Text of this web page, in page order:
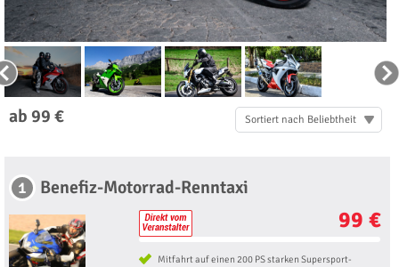
ab 99 € Sortiert nach Beliebtheit
1 Benefiz-Motorrad-Renntaxi
99 €
Mitfahrt auf einen 200 PS starken Supersport-